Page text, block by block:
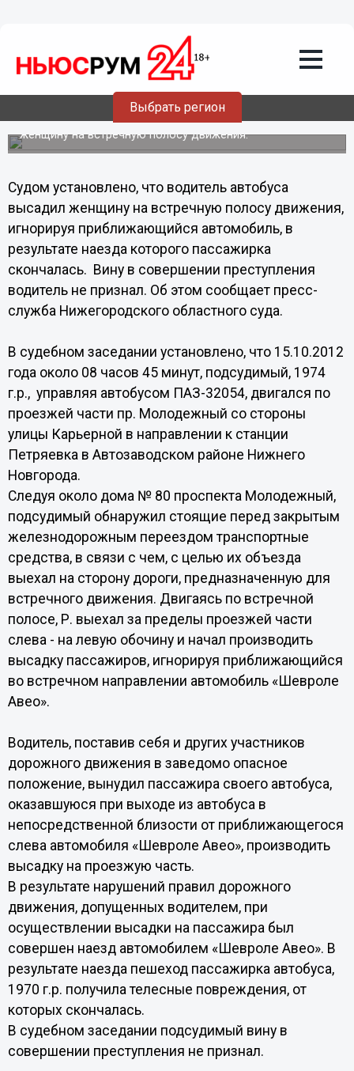
Выбрать регион
Осужден нижегородский водитель
автобуса виновный в гибели
пассажира
Судом установлено, что водитель автобуса высадил
женщину на встречную полосу движения.
Судом установлено, что водитель автобуса
высадил женщину на встречную полосу движения,
игнорируя приближающийся автомобиль, в
результате наезда которого пассажирка
скончалась. Вину в совершении преступления
водитель не признал. Об этом сообщает пресс-
служба Нижегородского областного суда.
В судебном заседании установлено, что 15.10.2012
года около 08 часов 45 минут, подсудимый, 1974
г.р., управляя автобусом ПАЗ-32054, двигался по
проезжей части пр. Молодежный со стороны
улицы Карьерной в направлении к станции
Петряевка в Автозаводском районе Нижнего
Новгорода.
Следуя около дома № 80 проспекта Молодежный,
подсудимый обнаружил стоящие перед закрытым
железнодорожным переездом транспортные
средства, в связи с чем, с целью их объезда
выехал на сторону дороги, предназначенную для
встречного движения. Двигаясь по встречной
полосе, Р. выехал за пределы проезжей части
слева - на левую обочину и начал производить
высадку пассажиров, игнорируя приближающийся
во встречном направлении автомобиль «Шевроле
Авео».
Водитель, поставив себя и других участников
дорожного движения в заведомо опасное
положение, вынудил пассажира своего автобуса,
оказавшуюся при выходе из автобуса в
непосредственной близости от приближающегося
слева автомобиля «Шевроле Авео», производить
высадку на проезжую часть.
В результате нарушений правил дорожного
движения, допущенных водителем, при
осуществлении высадки на пассажира был
совершен наезд автомобилем «Шевроле Авео». В
результате наезда пешеход пассажирка автобуса,
1970 г.р. получила телесные повреждения, от
которых скончалась.
В судебном заседании подсудимый вину в
совершении преступления не признал.